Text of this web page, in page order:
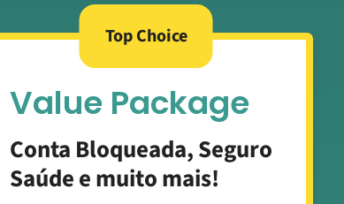
Top Choice
Value Package
Conta Bloqueada, Seguro
Saúde e muito mais!